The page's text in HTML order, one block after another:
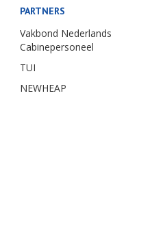
PARTNERS
Vakbond Nederlands
Cabinepersoneel
TUI
NEWHEAP